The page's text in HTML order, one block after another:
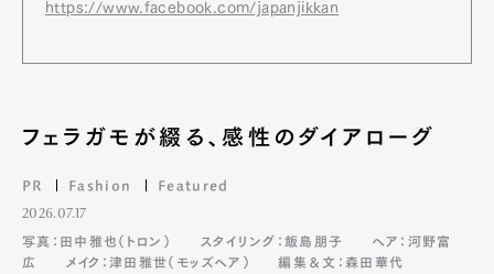
https://www.facebook.com/japanjikkan
フェラガモが綴る、感性のダイアローグ
PR Fashion Featured
2026.07.17
写真：田中雅也（トロン）
スタイリング：飯島朋子
ヘア：河野富
広
メイク：津田雅世（モッズヘア） 編集＆文：森田華代